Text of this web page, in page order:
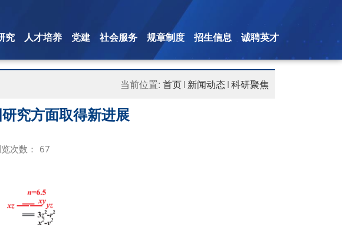
究 人才培养 党建 社会服务 规章制度 招生信息 诚聘英才
当前位置: 首页 新闻动态 科研聚焦
究方面取得新进展
次数： 67